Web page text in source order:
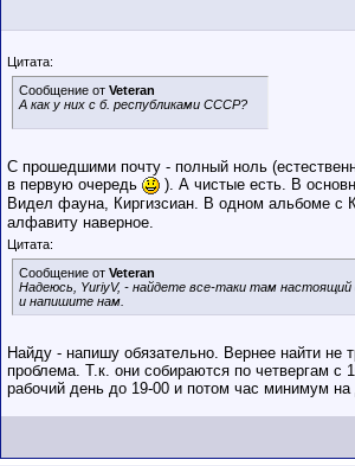
Цитата:
Сообщение от Veteran
А как у них с б. республиками СССР?
С прошедшими почту - полный ноль
в первую очередь
). А чистые есть. В
Видел фауна, Киргизсиан. В одном альбоме с
алфавиту наверное.
Цитата:
Сообщение от Veteran
Надеюсь, YuriyV, - найдете все-таки там
и напишите нам.
Найду - напишу обязательно. Вернее найти не
проблема. Т.к. они собираются по четвергам с
рабочий день до 19-00 и потом час минимум на